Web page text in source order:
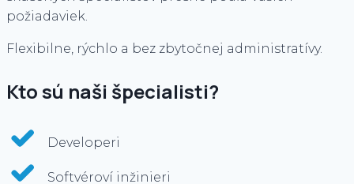
požiadaviek.
Flexibilne, rýchlo a bez zbytočnej administratívy.
Kto sú naši špecialisti?
Developeri
Softvéroví inžinieri